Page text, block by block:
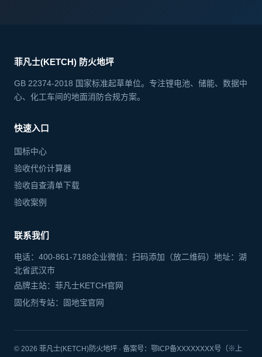
菲凡士(KETCH) 防火地坪
GB 22374-2018 国家标准起草单位。专注锂电池、储能、数据中
心、化工车间的地面消防合规方案。
快速入口
国标中心
验收代价计算器
验收自查清单下载
验收案例
联系我们
电话：400-861-7188企业微信：扫码添加（放二维码）地址：湖
北省武汉市
品牌主站：菲凡士KETCH官网
固化剂专站：固地宝官网
© 2026 菲凡士(KETCH)防火地坪 · 备案号：鄂ICP备XXXXXXXX号（※上